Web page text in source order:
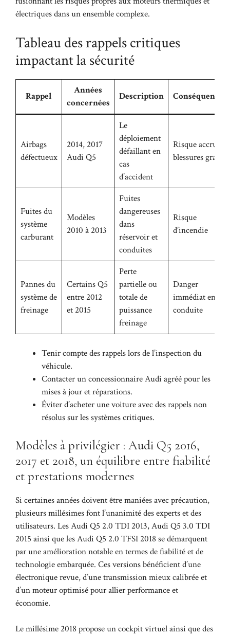
électriques dans un ensemble complexe.
Tableau des rappels critiques
impactant la sécurité
Rappel
Années
concernées
Description Conséquences
Airbags
défectueux
2014, 2017
Audi Q5
Le
déploiement
défaillant en
cas
d’accident
Risque accru de
blessures graves
Fuites du
système
carburant
Modèles
2010 à 2013
Fuites
dangereuses
dans
réservoir et
conduites
Risque
d’incendie
Pannes du
système de
freinage
Certains Q5
entre 2012
et 2015
Perte
partielle ou
totale de
puissance
freinage
Danger
immédiat en
conduite
Tenir compte des rappels lors de l’inspection du
véhicule.
Contacter un concessionnaire Audi agréé pour les
mises à jour et réparations.
Éviter d’acheter une voiture avec des rappels non
résolus sur les systèmes critiques.
Modèles à privilégier : Audi Q5 2016,
2017 et 2018, un équilibre entre fiabilité
et prestations modernes
Si certaines années doivent être maniées avec précaution,
plusieurs millésimes font l’unanimité des experts et des
utilisateurs. Les Audi Q5 2.0 TDI 2013, Audi Q5 3.0 TDI
2015 ainsi que les Audi Q5 2.0 TFSI 2018 se démarquent
par une amélioration notable en termes de fiabilité et de
technologie embarquée. Ces versions bénéficient d’une
électronique revue, d’une transmission mieux calibrée et
d’un moteur optimisé pour allier performance et
économie.
Le millésime 2018 propose un cockpit virtuel ainsi que des